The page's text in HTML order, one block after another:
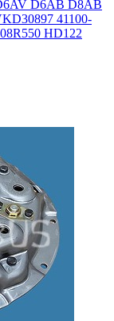
D6AB D8AB
41100-
HD122